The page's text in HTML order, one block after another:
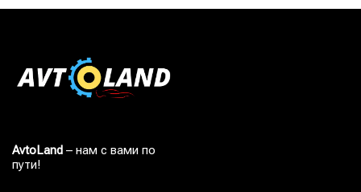
AvtoLand – нам с вами по
пути!